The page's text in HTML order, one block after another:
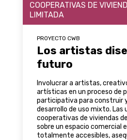
COOPERATIVAS DE
LIMITADA
PROYECTO CWB
Los artistas
futuro
Involucrar a artistas,
artísticas en un proceso de
participativa para construir
desarrollo de uso mixto. Las
cooperativas de viviendas
sobre un espacio comercial
totalmente accesibles,